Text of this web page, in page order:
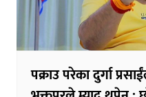
पक्राउ परेका दुर्गा